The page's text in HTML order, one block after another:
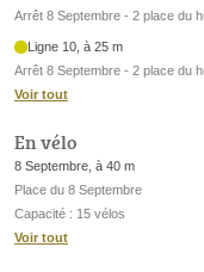
Arrêt 8 Septembre - 2 place du
Ligne 10, à 25 m
Arrêt 8 Septembre - 2 place du
Voir tout
En vélo
8 Septembre, à 40 m
Place du 8 Septembre
Capacité : 15 vélos
Voir tout